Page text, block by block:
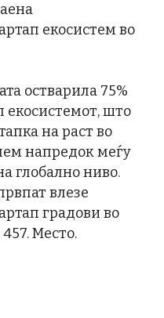
екосистем во
остварила 75%
екосистемот, што
на раст во
напредок меѓу
глобално ниво.
влезе
градови во
Место.